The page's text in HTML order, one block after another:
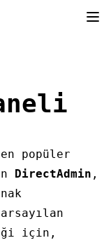
popüler
DirectAdmin ,
için,